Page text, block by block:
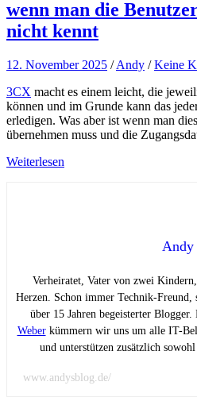
wenn man die
nicht kennt
12. November 2025 /Andy /Keine
3CX macht es einem leicht, die
können und im Grunde kann das
erledigen. Was aber ist wenn man
übernehmen muss und die
Weiterlesen
Andy
Verheiratet, Vater von zwei
Herzen. Schon immer Technik-
über 15 Jahren begeisterter
Weberkümmern wir uns um alle IT-
und unterstützen zusätzlich
www.andysblog.de/